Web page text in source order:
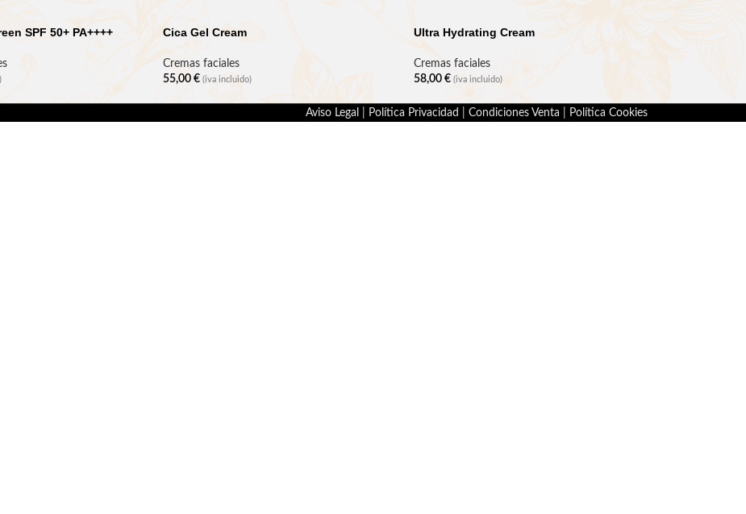
SPF 50+ PA++++ Cica Gel Cream
Cremas faciales
55,00 € (iva incluido)
Ultra Hydrating Cream
Cremas faciales
58,00 € (iva incluido)
Aviso Legal Política Privacidad Condiciones Venta Política Cookies